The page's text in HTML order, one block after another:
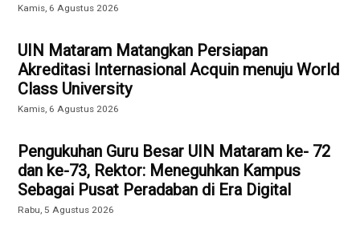
Kamis, 6 Agustus 2026
UIN Mataram Matangkan Persiapan
Akreditasi Internasional Acquin menuju World
Class University
Kamis, 6 Agustus 2026
Pengukuhan Guru Besar UIN Mataram ke- 72
dan ke-73, Rektor: Meneguhkan Kampus
Sebagai Pusat Peradaban di Era Digital
Rabu, 5 Agustus 2026